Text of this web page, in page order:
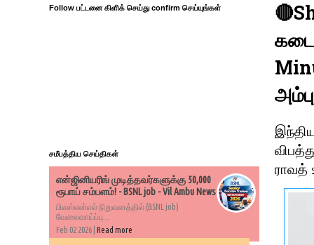
ராவத்
Follow பட்டனை கிளிக் செய்து confirm செய்யுங்கள்
சமீபத்திய செய்திகள்
என்ஜினியரிங் முடித்தவர்களுக்கு 50,000
ரூபாய் சம்பளம்! - BSNL job - Vil Ambu News
பிஎஸ்என்எல் நிறுவனத்தில் (BSNL job)
வேலைவாய்ப்பு...
Feb 02 2026 | Read more